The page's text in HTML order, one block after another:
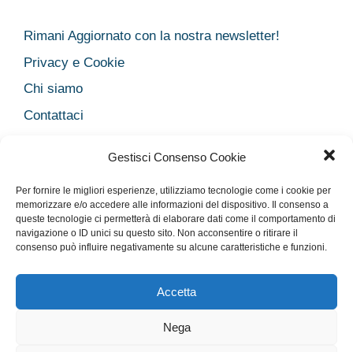
Gestisci Consenso Cookie
Per fornire le migliori esperienze, utilizziamo tecnologie come i cookie per
memorizzare e/o accedere alle informazioni del dispositivo. Il consenso a
queste tecnologie ci permetterà di elaborare dati come il comportamento di
navigazione o ID unici su questo sito. Non acconsentire o ritirare il
consenso può influire negativamente su alcune caratteristiche e funzioni.
Accetta
Nega
Rimani Aggiornato con la nostra newsletter!
Privacy e Cookie
Chi siamo
Contattaci
Cookie Policy
Disclaimer medico
Disconoscimento
Imprint
Rimani Aggiornato con la nostra newsletter!